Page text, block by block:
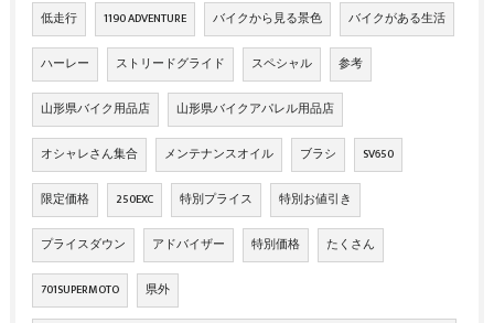
低走行 1190 ADVENTURE バイクから見る景色 バイクがある生活
ハーレー ストリードグライド スペシャル 参考
山形県バイク用品店 山形県バイクアパレル用品店
オシャレさん集合 メンテナンスオイル ブラシ SV650
限定価格 250EXC 特別プライス 特別お値引き
プライスダウン アドバイザー 特別価格 たくさん
701SUPERMOTO 県外